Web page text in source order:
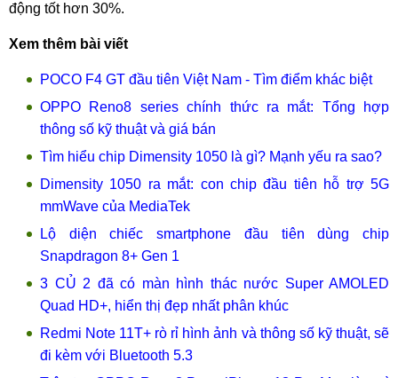
động tốt hơn 30%.
Xem thêm bài viết
POCO F4 GT đầu tiên Việt Nam - Tìm điểm khác biệt
OPPO Reno8 series chính thức ra mắt: Tổng hợp
thông số kỹ thuật và giá bán
Tìm hiểu chip Dimensity 1050 là gì? Mạnh yếu ra sao?
Dimensity 1050 ra mắt: con chip đầu tiên hỗ trợ 5G
mmWave của MediaTek
Lộ diện chiếc smartphone đầu tiên dùng chip
Snapdragon 8+ Gen 1
3 CỦ 2 đã có màn hình thác nước Super AMOLED
Quad HD+, hiển thị đẹp nhất phân khúc
Redmi Note 11T+ rò rỉ hình ảnh và thông số kỹ thuật, sẽ
đi kèm với Bluetooth 5.3